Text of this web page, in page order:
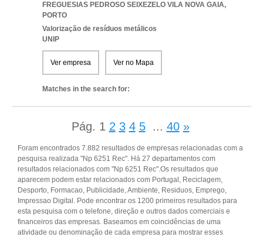
FREGUESIAS PEDROSO SEIXEZELO VILA NOVA GAIA,
PORTO
Valorização de resíduos metálicos
UNIP
Ver empresa Ver no Mapa
Matches in the search for:
Pág. 1 2 3 4 5 ... 40 »
Foram encontrados 7.882 resultados de empresas relacionadas com a
pesquisa realizada "Np 6251 Rec". Há 27 departamentos com
resultados relacionados com "Np 6251 Rec".Os resultados que
aparecem podem estar relacionados com Portugal, Reciclagem,
Desporto, Formacao, Publicidade, Ambiente, Residuos, Emprego,
Impressao Digital. Pode encontrar os 1200 primeiros resultados para
esta pesquisa com o telefone, direção e outros dados comerciais e
financeiros das empresas. Baseamos em coincidências de uma
atividade ou denominação de cada empresa para mostrar esses